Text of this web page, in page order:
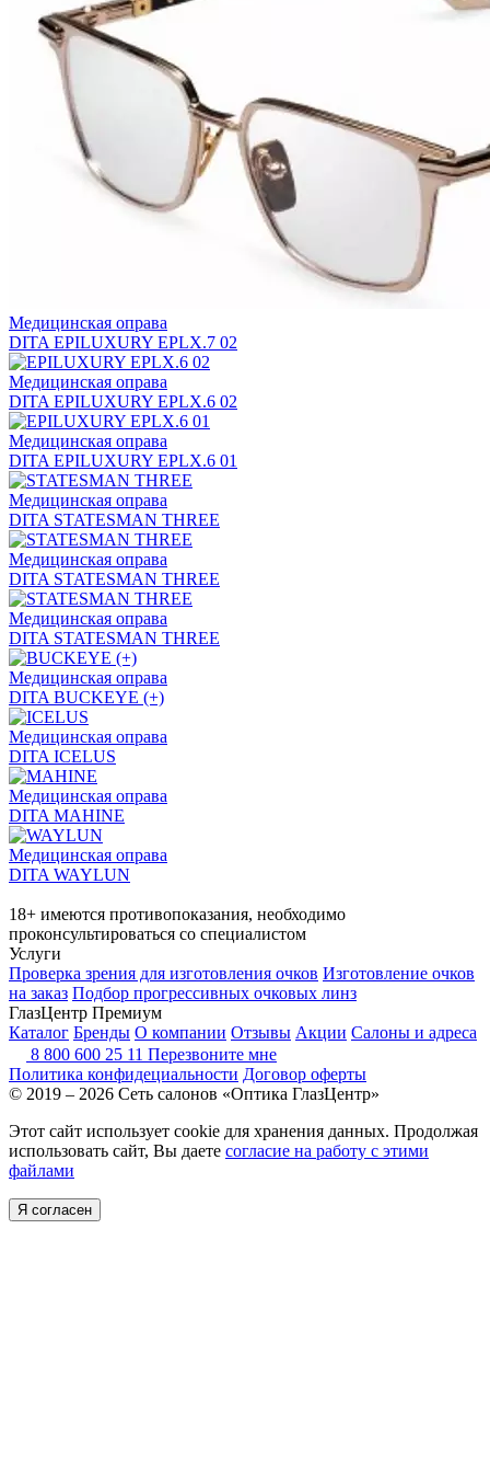
Медицинская оправа
DITA EPILUXURY EPLX.7 02
Медицинская оправа
DITA EPILUXURY EPLX.6 02
Медицинская оправа
DITA EPILUXURY EPLX.6 01
Медицинская оправа
DITA STATESMAN THREE
Медицинская оправа
DITA STATESMAN THREE
Медицинская оправа
DITA STATESMAN THREE
Медицинская оправа
DITA BUCKEYE (+)
Медицинская оправа
DITA ICELUS
Медицинская оправа
DITA MAHINE
Медицинская оправа
DITA WAYLUN
18+ имеются противопоказания, необходимо
проконсультироваться со специалистом
Услуги
Проверка зрения для изготовления очков Изготовление очков
на заказ Подбор прогрессивных очковых линз
ГлазЦентр Премиум
Каталог Бренды О компании Отзывы Акции Салоны и адреса
8 800 600 25 11 Перезвоните мне
Политика конфидециальности Договор оферты
© 2019 – 2026 Сеть салонов «Оптика ГлазЦентр»
Этот сайт использует cookie для хранения данных. Продолжая
использовать сайт, Вы даете согласие на работу с этими
файлами
Я согласен